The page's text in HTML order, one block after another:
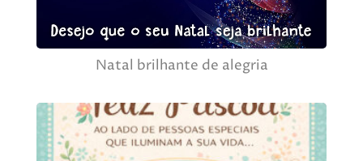
Natal brilhante de alegria